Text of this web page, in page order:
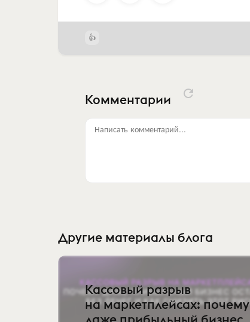
Комментарии
Написать комментарий...
Другие материалы блога
Кассовый разрыв
на маркетплейсах: почему